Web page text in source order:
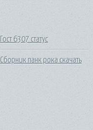
Гост 6307 статус
Сборник панк рока скачать